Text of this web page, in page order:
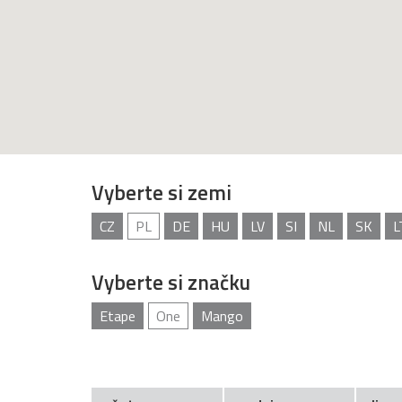
Vyberte si zemi
CZ PL DE HU LV SI NL SK
Vyberte si značku
Etape One Mango